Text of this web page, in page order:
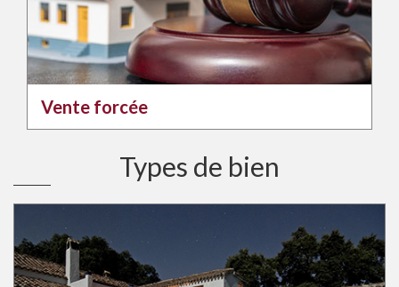
Vente forcée
Types de bien